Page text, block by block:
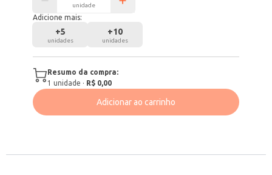
unidade
Adicione mais:
+5
unidades
+10
unidades
Resumo da compra:
1 unidade · R$ 0,00
Adicionar ao carrinho